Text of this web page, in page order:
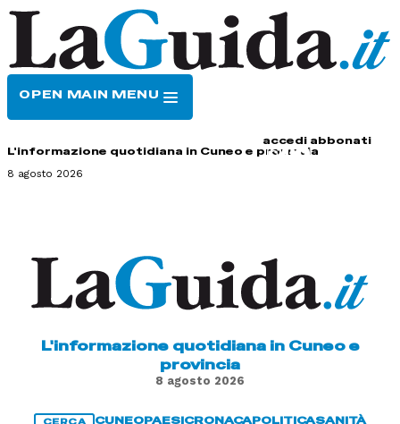
OPEN MAIN MENU
accedi abbonati
L'informazione quotidiana in Cuneo e provincia
8 agosto 2026
L'informazione quotidiana in Cuneo e
provincia
8 agosto 2026
CERCA CUNEOPAESICRONACAPOLITICASANITÀ